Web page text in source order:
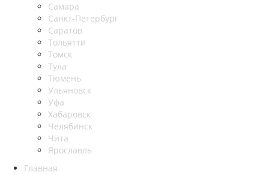
Самара
Санкт-Петербург
Саратов
Тольятти
Томск
Тула
Тюмень
Ульяновск
Уфа
Хабаровск
Челябинск
Чита
Ярославль
Главная